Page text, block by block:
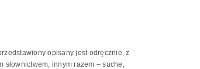
opisany jest odręcznie, z
innym razem – suche,